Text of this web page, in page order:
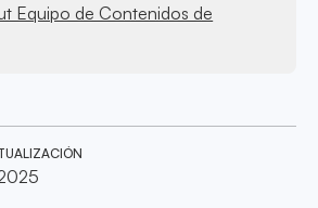
Equipo de Contenidos de